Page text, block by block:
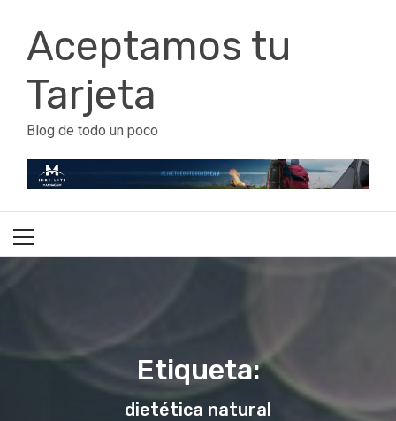
contenido
Aceptamos tu
Tarjeta
Blog de todo un poco
principal
Etiqueta:
dietética natural